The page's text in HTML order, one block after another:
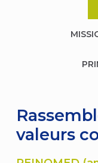
valeurs